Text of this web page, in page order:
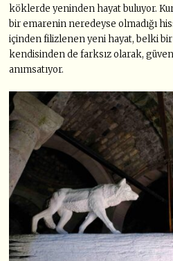
köklerde yeninden hayat buluyor.
bir emarenin neredeyse olmadığı
içinden filizlenen yeni hayat, belki
kendisinden de farksız olarak,
anımsatıyor.